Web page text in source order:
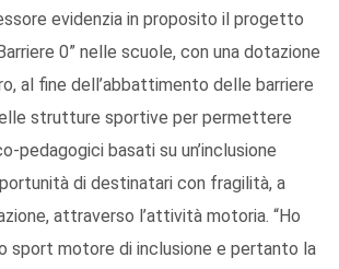
evidenzia in proposito il progetto
0” nelle scuole, con una dotazione
al fine dell’abbattimento delle barriere
strutture sportive per permettere
pedagogici basati su un’inclusione
di destinatari con fragilità, a
attraverso l’attività motoria. “Ho
sport motore di inclusione e pertanto la